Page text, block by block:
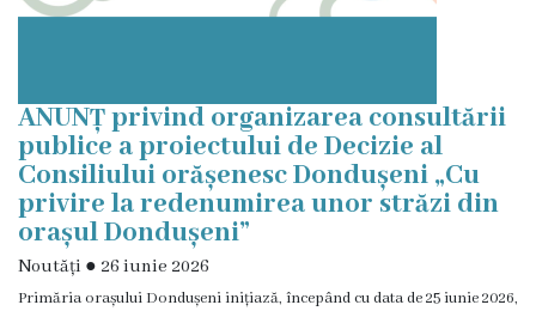
Consiliul
consiliului
Secretarul
consiliului
Regulamentul
ANUNȚ privind organizarea consultării
publice a proiectului de Decizie al
Consiliului orășenesc Dondușeni „Cu
privire la redenumirea unor străzi din
orașul Dondușeni”
Noutăți ● 26 iunie 2026
Primăria orașului Dondușeni inițiază, începând cu data de 25 iunie 2026,